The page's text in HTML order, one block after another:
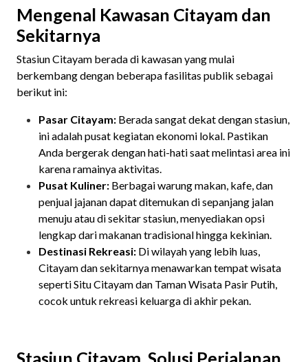
Mengenal Kawasan Citayam dan
Sekitarnya
Stasiun Citayam berada di kawasan yang mulai
berkembang dengan beberapa fasilitas publik sebagai
berikut ini:
Pasar Citayam: Berada sangat dekat dengan stasiun,
ini adalah pusat kegiatan ekonomi lokal. Pastikan
Anda bergerak dengan hati-hati saat melintasi area ini
karena ramainya aktivitas.
Pusat Kuliner: Berbagai warung makan, kafe, dan
penjual jajanan dapat ditemukan di sepanjang jalan
menuju atau di sekitar stasiun, menyediakan opsi
lengkap dari makanan tradisional hingga kekinian.
Destinasi Rekreasi: Di wilayah yang lebih luas,
Citayam dan sekitarnya menawarkan tempat wisata
seperti Situ Citayam dan Taman Wisata Pasir Putih,
cocok untuk rekreasi keluarga di akhir pekan.